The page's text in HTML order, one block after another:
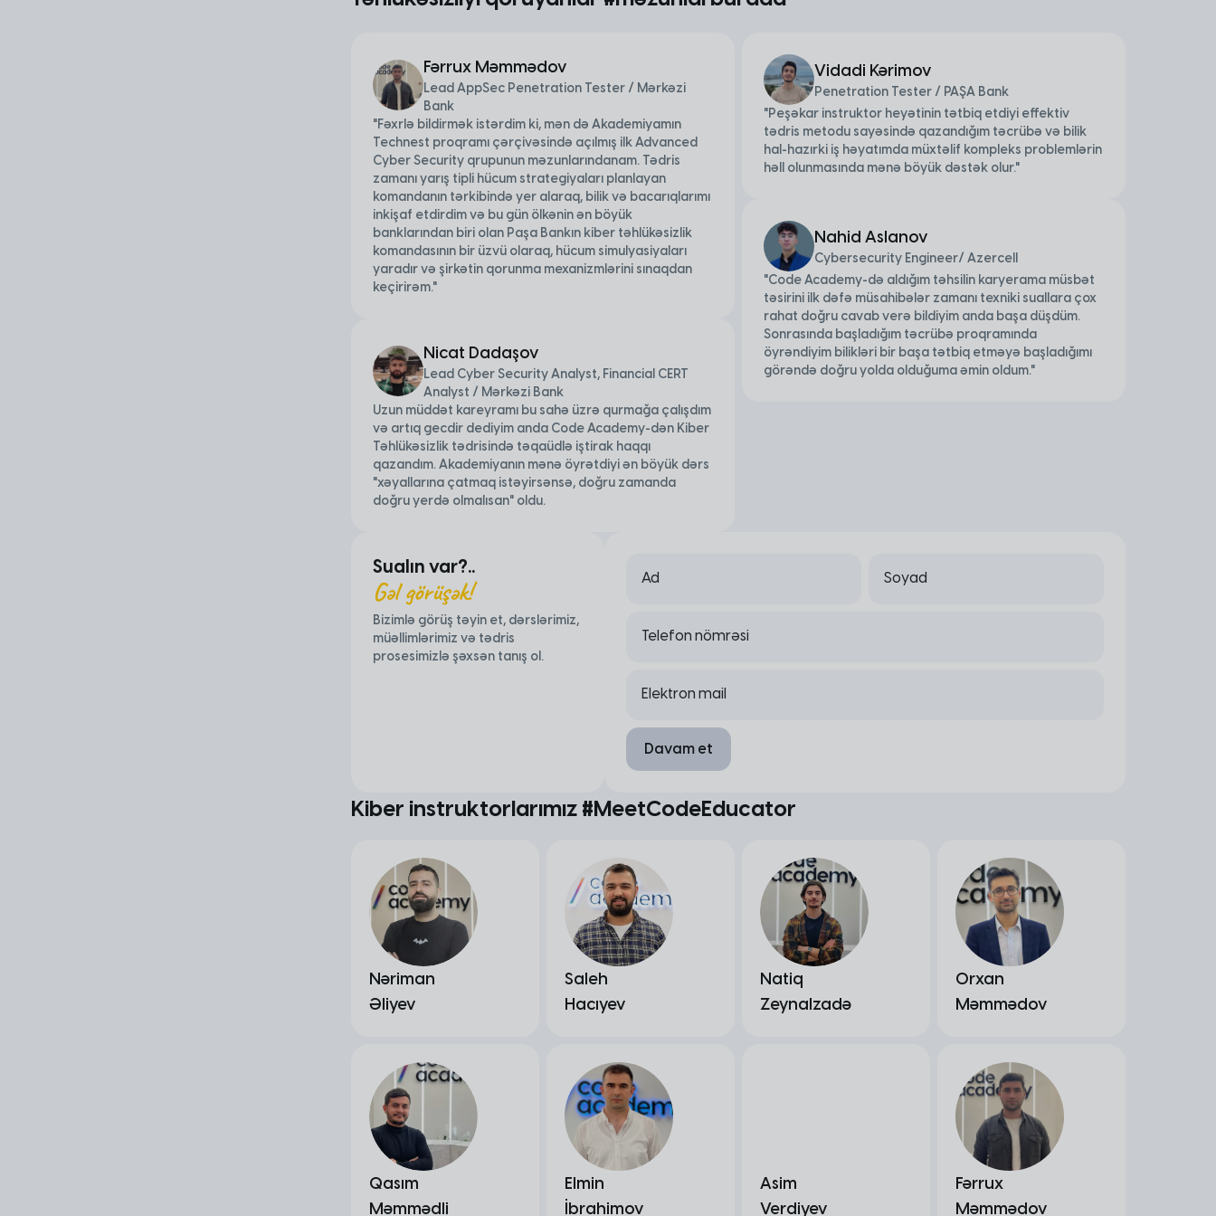
Fərrux Məmmədov
Lead AppSec Penetration Tester / Mərkəzi
Bank
"Fəxrlə bildirmək istərdim ki, mən də Akademiyamın
Technest proqramı çərçivəsində açılmış ilk Advanced
Cyber Security qrupunun məzunlarındanam. Tədris
zamanı yarış tipli hücum strategiyaları planlayan
komandanın tərkibində yer alaraq, bilik və bacarıqlarımı
inkişaf etdirdim və bu gün ölkənin ən böyük
banklarından biri olan Paşa Bankın kiber təhlükəsizlik
komandasının bir üzvü olaraq, hücum simulyasiyaları
yaradır və şirkətin qorunma mexanizmlərini sınaqdan
keçirirəm."
Nicat Dadaşov
Lead Cyber Security Analyst, Financial CERT
Analyst / Mərkəzi Bank
Uzun müddət kareyramı bu sahə üzrə qurmağa çalışdım
və artıq gecdir dediyim anda Code Academy-dən Kiber
Təhlükəsizlik tədrisində təqaüdlə iştirak haqqı
qazandım. Akademiyanın mənə öyrətdiyi ən böyük dərs
"xəyallarına çatmaq istəyirsənsə, doğru zamanda
doğru yerdə olmalısan" oldu.
Vidadi Kərimov
Penetration Tester / PAŞA Bank
"Peşəkar instruktor heyətinin tətbiq etdiyi effektiv
tədris metodu sayəsində qazandığım təcrübə və bilik
hal-hazırki iş həyatımda müxtəlif kompleks problemlərin
həll olunmasında mənə böyük dəstək olur."
Nahid Aslanov
Cybersecurity Engineer/ Azercell
"Code Academy-də aldığım təhsilin karyerama müsbət
təsirini ilk dəfə müsahibələr zamanı texniki suallara çox
rahat doğru cavab verə bildiyim anda başa düşdüm.
Sonrasında başladığım təcrübə proqramında
öyrəndiyim bilikləri bir başa tətbiq etməyə başladığımı
görəndə doğru yolda olduğuma əmin oldum."
Sualın var?..
Gəl görüşək!
Bizimlə görüş təyin et, dərslərimiz,
müəllimlərimiz və tədris
prosesimizlə şəxsən tanış ol.
Ad Soyad
Telefon nömrəsi
Elektron mail
Davam et
Kiber instruktorlarımız #MeetCodeEducator
Nəriman
Əliyev
Saleh
Hacıyev
Natiq
Zeynalzadə
Orxan
Məmmədov
Qasım
Məmmədli
Elmin
İbrahimov
Asim
Verdiyev
Fərrux
Məmmədov